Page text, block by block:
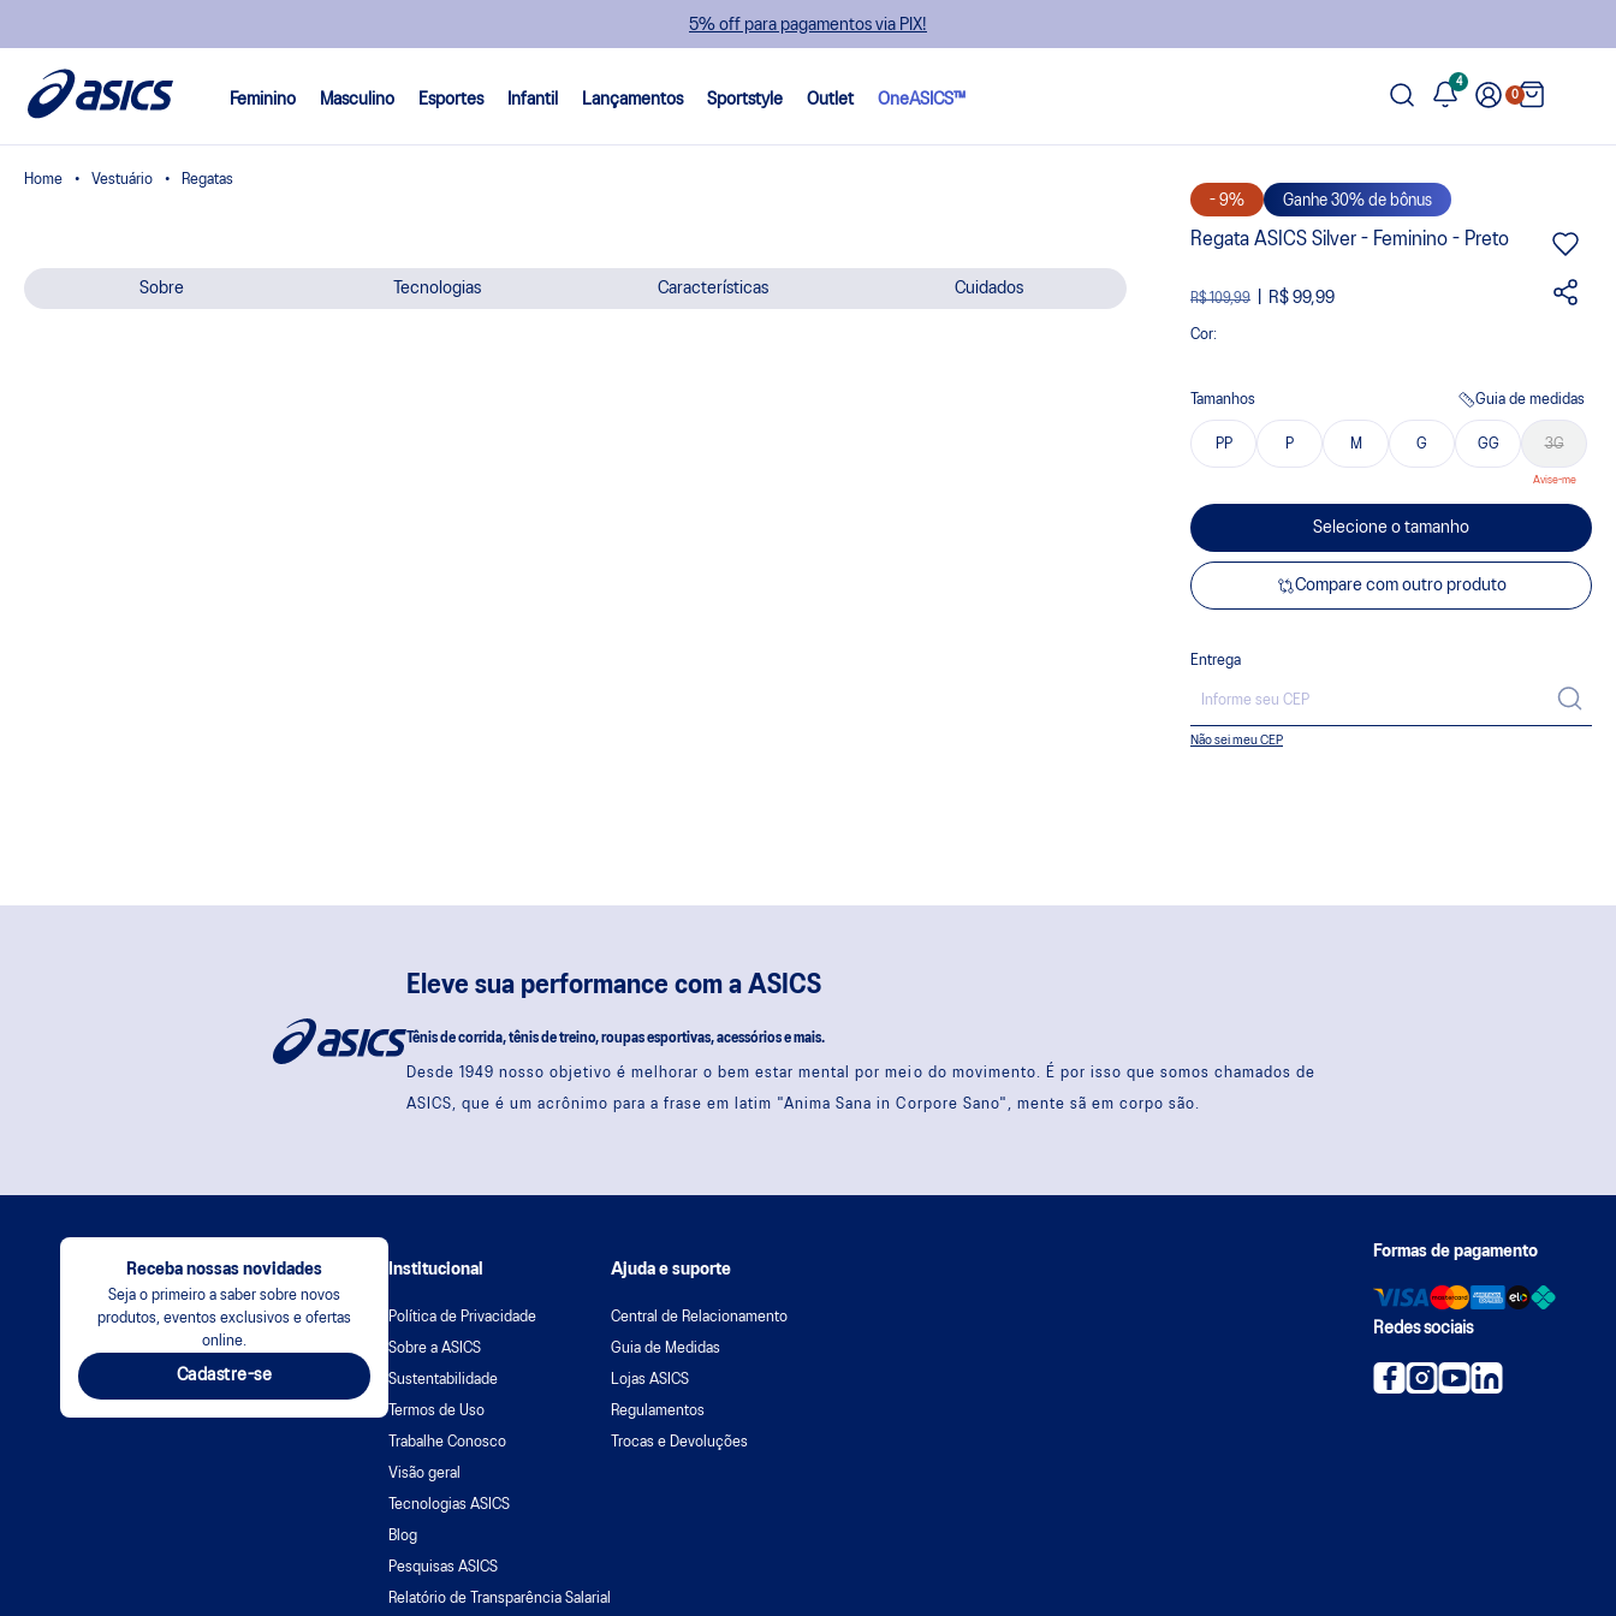
5% off para pagamentos via PIX!
Feminino Masculino Esportes Infantil Lançamentos Sportstyle Outlet OneASICS™
4
0
Vestuário Regatas
Sobre Tecnologias Características Cuidados
- 9% Ganhe 30% de bônus
Regata ASICS Silver - Feminino - Preto
R$ 109,99 R$ 99,99
Cor:
Tamanhos Guia de medidas
PP P M G GG 3G
Selecione o tamanho
Compare com outro produto
Entrega
Não sei meu CEP
Eleve sua performance com a ASICS
Tênis de corrida, tênis de treino, roupas esportivas, acessórios e mais.
Desde 1949 nosso objetivo é melhorar o bem estar mental por meio do movimento. É por isso que somos chamados de
ASICS, que é um acrônimo para a frase em latim "Anima Sana in Corpore Sano", mente sã em corpo são.
Receba nossas novidades
Seja o primeiro a saber sobre novos
produtos, eventos exclusivos e ofertas
online.
Cadastre-se
Institucional
Política de Privacidade
Sobre a ASICS
Sustentabilidade
Termos de Uso
Trabalhe Conosco
Visão geral
Tecnologias ASICS
Blog
Pesquisas ASICS
Relatório de Transparência Salarial
Ajuda e suporte
Central de Relacionamento
Guia de Medidas
Lojas ASICS
Regulamentos
Trocas e Devoluções
Formas de pagamento
Redes sociais